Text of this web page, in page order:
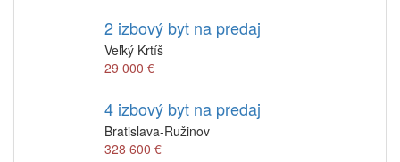
2 izbový byt na predaj
Veľký Krtíš
29 000 €
4 izbový byt na predaj
Bratislava-Ružinov
328 600 €